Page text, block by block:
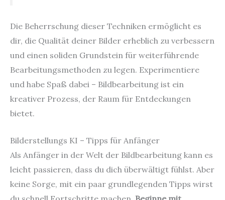
Die Beherrschung dieser Techniken ermöglicht es
dir, die Qualität deiner Bilder erheblich zu verbessern
und einen soliden Grundstein für weiterführende
Bearbeitungsmethoden zu legen. Experimentiere
und habe Spaß dabei – Bildbearbeitung ist ein
kreativer Prozess, der Raum für Entdeckungen
bietet.
Bilderstellungs KI – Tipps für Anfänger
Als Anfänger in der Welt der Bildbearbeitung kann es
leicht passieren, dass du dich überwältigt fühlst. Aber
keine Sorge, mit ein paar grundlegenden Tipps wirst